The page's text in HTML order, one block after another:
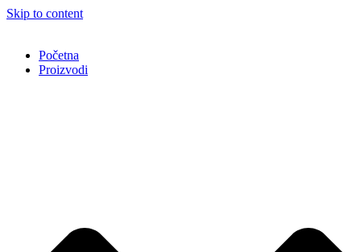
Skip to content
Početna
Proizvodi